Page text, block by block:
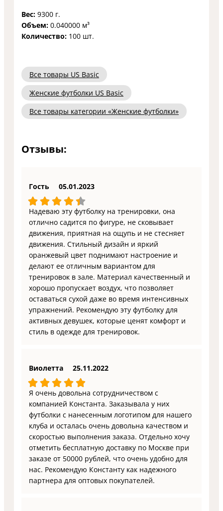
Вес: 9300 г.
Объем: 0.040000 м³
Количество: 100 шт.
Все товары US Basic
Женские футболки US Basic
Все товары категории «Женские футболки»
Отзывы:
Гость 05.01.2023
Надеваю эту футболку на тренировки, она
отлично садится по фигуре, не сковывает
движения, приятная на ощупь и не стесняет
движения. Стильный дизайн и яркий
оранжевый цвет поднимают настроение и
делают ее отличным вариантом для
тренировок в зале. Материал качественный и
хорошо пропускает воздух, что позволяет
оставаться сухой даже во время интенсивных
упражнений. Рекомендую эту футболку для
активных девушек, которые ценят комфорт и
стиль в одежде для тренировок.
Виолетта 25.11.2022
Я очень довольна сотрудничеством с
компанией Константа. Заказывала у них
футболки с нанесенным логотипом для нашего
клуба и осталась очень довольна качеством и
скоростью выполнения заказа. Отдельно хочу
отметить бесплатную доставку по Москве при
заказе от 50000 рублей, что очень удобно для
нас. Рекомендую Константу как надежного
партнера для оптовых покупателей.